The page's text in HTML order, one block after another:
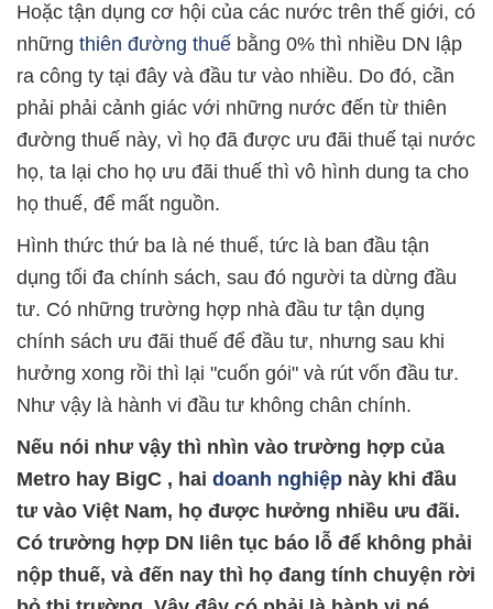
Hoặc tận dụng cơ hội của các nước trên thế giới, có
những thiên đường thuế bằng 0% thì nhiều DN lập
ra công ty tại đây và đầu tư vào nhiều. Do đó, cần
phải phải cảnh giác với những nước đến từ thiên
đường thuế này, vì họ đã được ưu đãi thuế tại nước
họ, ta lại cho họ ưu đãi thuế thì vô hình dung ta cho
họ thuế, để mất nguồn.
Hình thức thứ ba là né thuế, tức là ban đầu tận
dụng tối đa chính sách, sau đó người ta dừng đầu
tư. Có những trường hợp nhà đầu tư tận dụng
chính sách ưu đãi thuế để đầu tư, nhưng sau khi
hưởng xong rồi thì lại "cuốn gói" và rút vốn đầu tư.
Như vậy là hành vi đầu tư không chân chính.
Nếu nói như vậy thì nhìn vào trường hợp của
Metro hay BigC , hai doanh nghiệp này khi đầu
tư vào Việt Nam, họ được hưởng nhiều ưu đãi.
Có trường hợp DN liên tục báo lỗ để không phải
nộp thuế, và đến nay thì họ đang tính chuyện rời